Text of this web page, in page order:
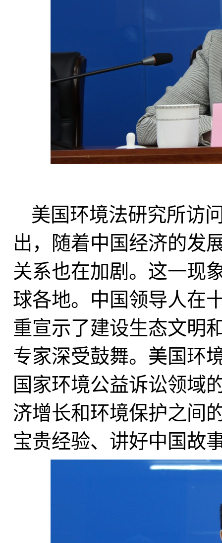
美国环境法研究所访
出，随着中国经济的发
关系也在加剧。这一现
球各地。中国领导人在
重宣示了建设生态文明
专家深受鼓舞。美国环
国家环境公益诉讼领域
济增长和环境保护之间
宝贵经验、讲好中国故